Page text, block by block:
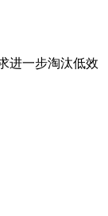
进一步淘汰低效